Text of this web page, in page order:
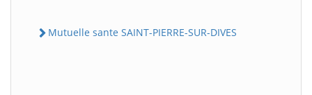
Mutuelle sante SAINT-PIERRE-SUR-DIVES